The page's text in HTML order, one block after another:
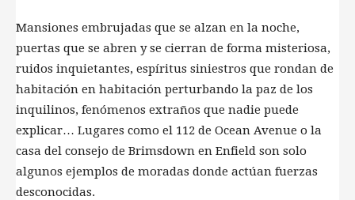
Mansiones embrujadas que se alzan en la noche,
puertas que se abren y se cierran de forma misteriosa,
ruidos inquietantes, espíritus siniestros que rondan de
habitación en habitación perturbando la paz de los
inquilinos, fenómenos extraños que nadie puede
explicar… Lugares como el 112 de Ocean Avenue o la
casa del consejo de Brimsdown en Enfield son solo
algunos ejemplos de moradas donde actúan fuerzas
desconocidas.